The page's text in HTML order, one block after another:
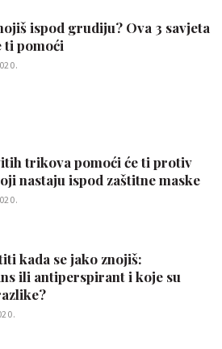
ispod grudiju? Ova 3 savjeta
ti pomoći
trikova pomoći će ti protiv
nastaju ispod zaštitne maske
kada se jako znojiš:
ili antiperspirant i koje su